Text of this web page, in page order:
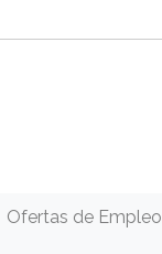
Ofertas de Empleo